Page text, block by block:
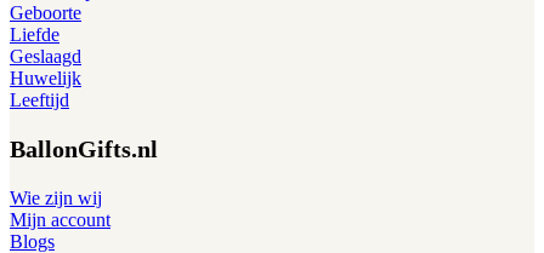
Geboorte
Liefde
Geslaagd
Huwelijk
Leeftijd
BallonGifts.nl
Wie zijn wij
Mijn account
Blogs